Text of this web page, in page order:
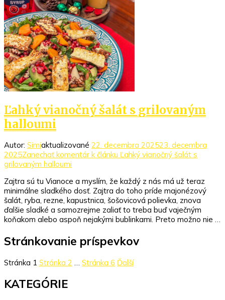
Ľahký vianočný šalát s grilovaným
halloumi
Autor: Simiaktualizované 22. decembra 202523. decembra
2025Zanechať komentár k článku Ľahký vianočný šalát s
grilovaným halloumi
Zajtra sú tu Vianoce a myslím, že každý z nás má už teraz
minimálne sladkého dosť. Zajtra do toho príde majonézový
šalát, ryba, rezne, kapustnica, šošovicová polievka, znova
ďalšie sladké a samozrejme zaliať to treba buď vaječným
koňakom alebo aspoň nejakými bublinkami. Preto možno nie …
Stránkovanie príspevkov
Stránka 1 Stránka 2 Stránka 6 Ďalší
KATEGÓRIE